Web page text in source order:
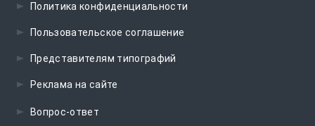
Политика конфиденциальности
Пользовательское соглашение
Представителям типографий
Реклама на сайте
Вопрос-ответ